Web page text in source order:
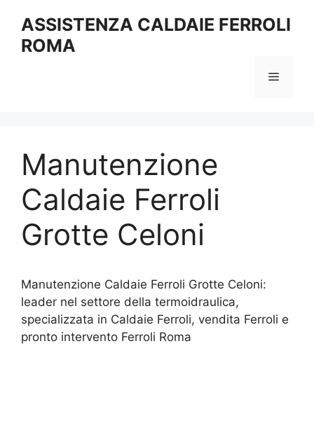
contenuto
ASSISTENZA CALDAIE FERROLI
ROMA
Menu
Manutenzione
Caldaie Ferroli
Grotte Celoni
Manutenzione Caldaie Ferroli Grotte Celoni:
leader nel settore della termoidraulica,
specializzata in Caldaie Ferroli, vendita Ferroli e
pronto intervento Ferroli Roma